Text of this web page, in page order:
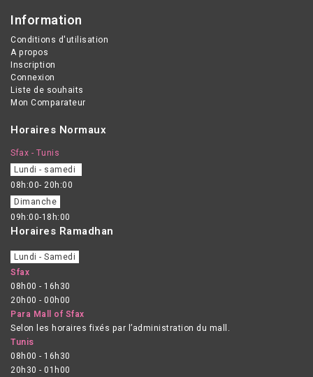
Information
Conditions d'utilisation
A propos
Inscription
Connexion
Liste de souhaits
Mon Comparateur
Horaires Normaux
Sfax - Tunis
Lundi - samedi
08h:00- 20h:00
Dimanche
09h:00-18h:00
Horaires Ramadhan
Lundi - Samedi
Sfax
08h00 - 16h30
20h00 - 00h00
Para Mall of Sfax
Selon les horaires fixés par l’administration du mall.
Tunis
08h00 - 16h30
20h30 - 01h00